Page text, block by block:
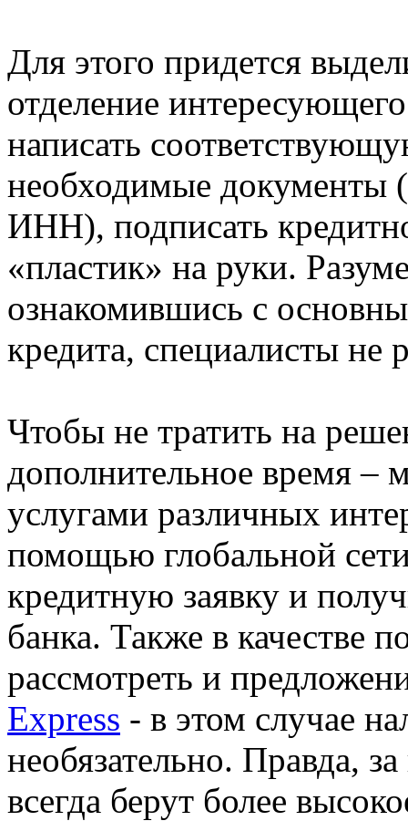
Для этого придется
отделение
написать
необходимые документы
ИНН), подписать
«пластик» на руки.
ознакомившись с
кредита, специалисты не
Чтобы не тратить на
дополнительное время –
услугами различных
помощью глобальной
кредитную заявку и
банка. Также в качестве
рассмотреть и
Express - в этом случае
необязательно. Правда,
всегда берут более